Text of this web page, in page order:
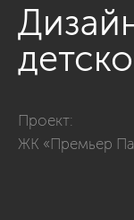
Проект:
ЖК «Премьер